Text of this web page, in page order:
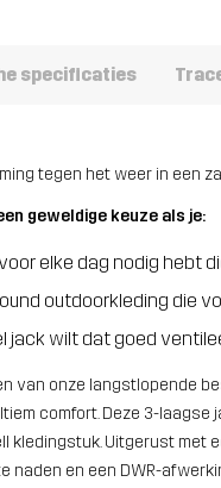
specificaties
tegen het weer in een
geweldige keuze als je:
elke dag nodig hebt
outdoorkleding die
jack wilt dat goed
van onze langstlopende
comfort. Deze 3-
kledingstuk. Uitgerust met
en een DWR-